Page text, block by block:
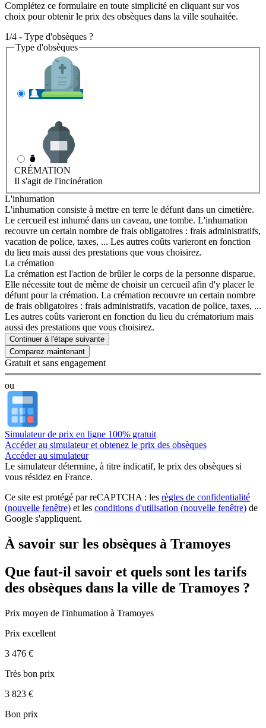
Complétez ce formulaire en toute simplicité en cliquant sur vos
choix pour obtenir le prix des obsèques dans la ville souhaitée.
1/4 - Type d'obsèques ?
Type d'obsèques
CRÉMATION
Il s'agit de l'incinération
L'inhumation
L'inhumation consiste à mettre en terre le défunt dans un cimetière.
Le cercueil est inhumé dans un caveau, une tombe. L'inhumation
recouvre un certain nombre de frais obligatoires : frais administratifs,
vacation de police, taxes, ... Les autres coûts varieront en fonction
du lieu mais aussi des prestations que vous choisirez.
La crémation
La crémation est l'action de brûler le corps de la personne disparue.
Elle nécessite tout de même de choisir un cercueil afin d'y placer le
défunt pour la crémation. La crémation recouvre un certain nombre
de frais obligatoires : frais administratifs, vacation de police, taxes, ...
Les autres coûts varieront en fonction du lieu du crématorium mais
aussi des prestations que vous choisirez.
Continuer à l'étape suivante
Gratuit et sans engagement
ou
Simulateur de prix en ligne 100% gratuit
Accéder au simulateur et obtenez le prix des obsèques
Accéder au simulateur
Le simulateurdétermine, à titre indicatif, le prix des obsèques si
vous résidez en France.
Ce site est protégé par reCAPTCHA : les règles de confidentialité
(nouvelle fenêtre) et les conditions d'utilisation (nouvelle fenêtre) de
Google s'appliquent.
À savoir sur les obsèques à Tramoyes
Que faut-il savoir et quels sont les tarifs
des obsèques dans la ville de Tramoyes ?
Prix moyen de l'inhumation à Tramoyes
Prix excellent
3 476 €
Très bon prix
3 823 €
Bon prix